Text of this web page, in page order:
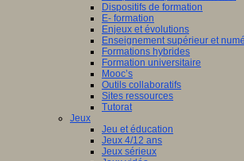
Dispositifs de formation
E- formation
Enjeux et évolutions
Enseignement supérieur et
Formations hybrides
Formation universitaire
Mooc’s
Outils collaboratifs
Sites ressources
Tutorat
Jeux
Jeu et éducation
Jeux 4/12 ans
Jeux sérieux